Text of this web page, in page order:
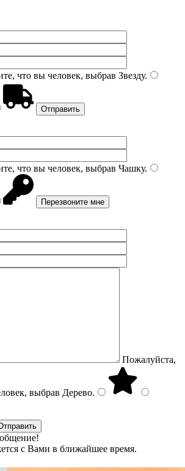
что вы человек, выбрав Звезду.
что вы человек, выбрав Чашку.
Пожалуйста,
выбрав Дерево.
с Вами в ближайшее время.